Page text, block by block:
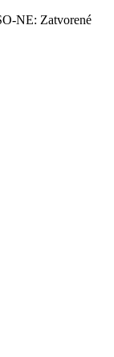
NE: Zatvorené